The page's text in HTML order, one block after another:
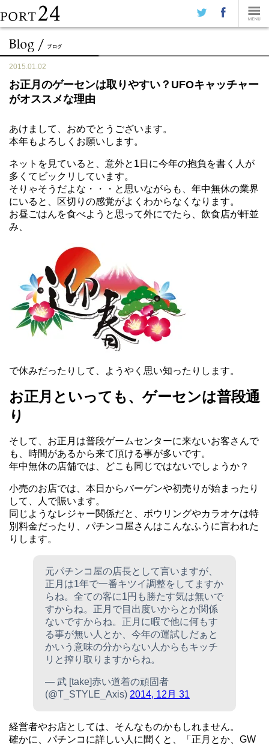
2015.01.02
お正月のゲーセンは取りやすい？UFOキャッチャー
がオススメな理由
あけまして、おめでとうございます。
本年もよろしくお願いします。
ネットを見ていると、意外と1日に今年の抱負を書く人が
多くてビックリしています。
そりゃそうだよな・・・と思いながらも、年中無休の業界
にいると、区切りの感覚がよくわからなくなります。
お昼ごはんを食べようと思って外にでたら、飲食店が軒並
み、
で休みだったりして、ようやく思い知ったりします。
お正月といっても、ゲーセンは普段通
り
そして、お正月は普段ゲームセンターに来ないお客さんで
も、時間があるから来て頂ける事が多いです。
年中無休の店舗では、どこも同じではないでしょうか？
小売のお店では、本日からバーゲンや初売りが始まったり
して、人で賑います。
同じようなレジャー関係だと、ボウリングやカラオケは特
別料金だったり、パチンコ屋さんはこんなふうに言われた
りします。
元パチンコ屋の店長として言いますが、
正月は1年で一番キツイ調整をしてますか
らね。全ての客に1円も勝たす気は無いで
すからね。正月で目出度いからとか関係
ないですからね。正月に暇で他に何もす
る事が無い人とか、今年の運試しだぁと
かいう意味の分からない人からもキッチ
リと搾り取りますからね。
— 武 [take]赤い道着の頑固者
(@T_STYLE_Axis) 2014, 12月 31
経営者やお店としては、そんなものかもしれません。
確かに、パチンコに詳しい人に聞くと、「正月とか、GW